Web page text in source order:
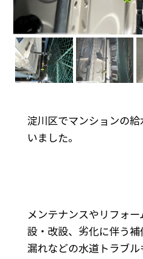
淀川区でマンションの
いました。
メンテナンスやリフォ
設・改設、劣化に伴う
漏れなどの水道トラブ